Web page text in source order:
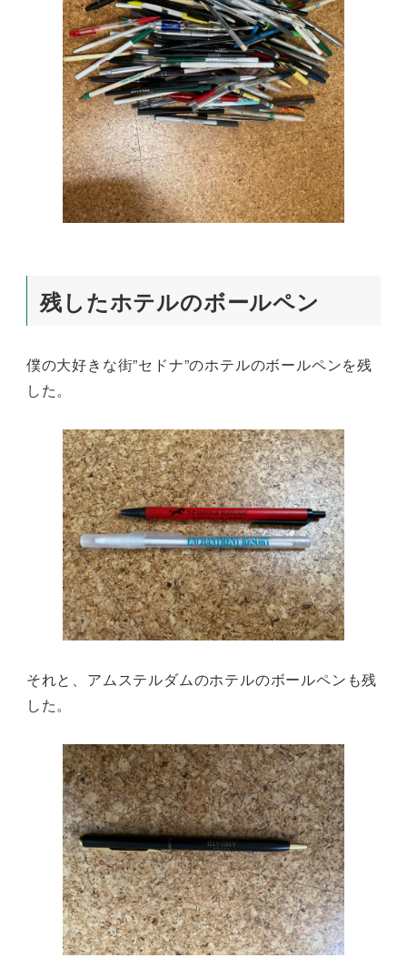
残したホテルのボールペン
僕の大好きな街”セドナ”のホテルのボールペンを残
した。
それと、アムステルダムのホテルのボールペンも残
した。